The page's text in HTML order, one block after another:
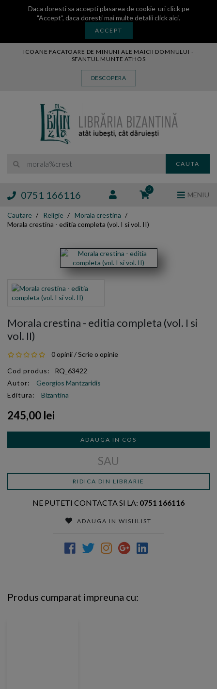
Daca doresti sa accepti plasarea de cookie-uri click pe
"Accept", daca doresti mai multe detaliiclick aici.
ACCEPT
ICOANE FACATOARE DE MINUNI ALE MAICII DOMNULUI -
SFANTUL MUNTE ATHOS
DESCOPERA
CAUTA
0751 166116 0
MENIU
MANASTIREA VATOPEDI
BLOG
TAMAIE
Cautare Religie
Morala crestina
Morala crestina - editia completa (vol. I si vol. II)
Morala crestina - editia completa (vol. I si
vol. II)
0 opinii/Scrie o opinie
Cod produs:
RQ_63422
Autor:
Georgios Mantzaridis
Editura:
Bizantina
245,00 lei
ADAUGA IN COS
SAU
RIDICA DIN LIBRARIE
NE PUTETI CONTACTA SI LA: 0751 166116
ADAUGA IN WISHLIST
Produs cumparat impreuna cu: